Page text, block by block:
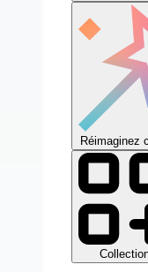
Réimaginez